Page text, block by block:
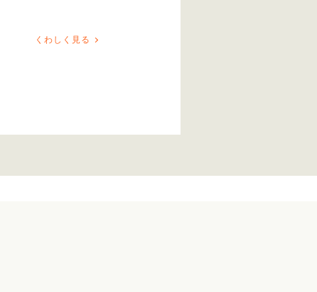
くわしく見る